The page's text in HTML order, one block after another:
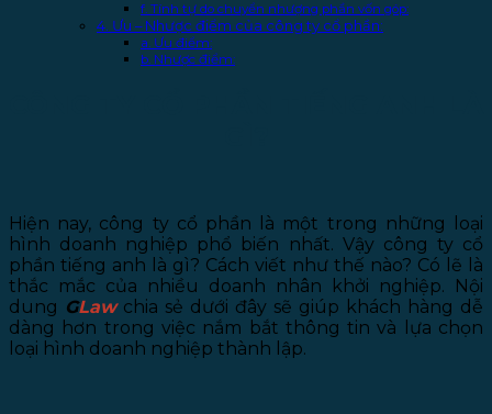
f. Tính tự do chuyển nhượng phần vốn góp:
4. Ưu – Nhược điểm của công ty cổ phần:
a. Ưu điểm:
b. Nhược điểm:
Hiện nay, công ty cổ phần là một trong những loại
hình doanh nghiệp phổ biến nhất. Vậy công ty cổ
phần tiếng anh là gì? Cách viết như thế nào? Có lẽ là
thắc mắc của nhiều doanh nhân khởi nghiệp. Nội
dung GLawchia sẻ dưới đây sẽ giúp khách hàng dễ
dàng hơn trong việc nắm bắt thông tin và lựa chọn
loại hình doanh nghiệp thành lập.